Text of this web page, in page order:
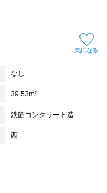
気になる
なし
39.53m²
鉄筋コンクリート造
西